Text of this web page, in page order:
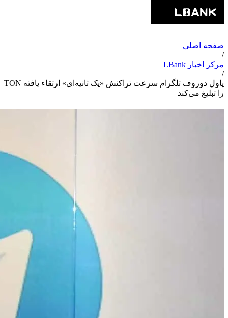
صفحه اصلی
/
مرکز اخبار LBank
/
پاول دوروف تلگرام سرعت تراکنش «یک ثانیه‌ای» ارتقاء یافته TON
را تبلیغ می‌کند